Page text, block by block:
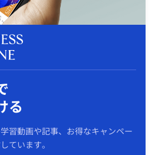
る
習動画や記事、お得なキャンペー
ています。